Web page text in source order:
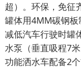
超）。环保，免征
罐体用4MM碳钢
减低汽车行驶时罐
水泵（垂直吸程7
功能洒水车配备2